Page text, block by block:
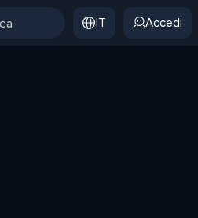
IT Accedi